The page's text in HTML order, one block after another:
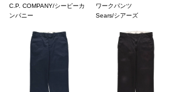
C.P. COMPANY/シーピーカ
ンパニー
ワークパンツ
Sears/シアーズ